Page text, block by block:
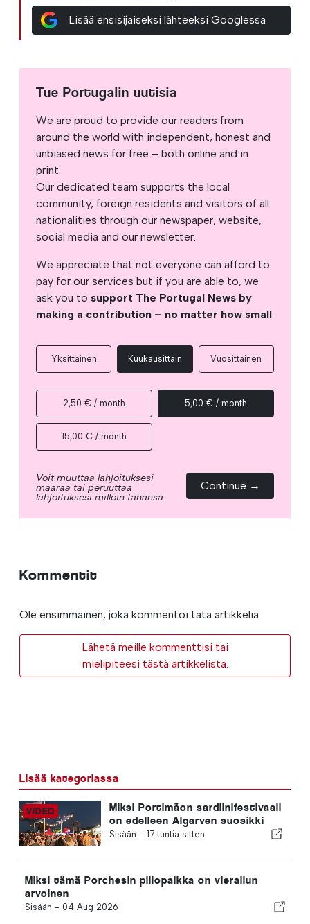
Lisää ensisijaiseksi lähteeksi Googlessa
Tue Portugalin uutisia
We are proud to provide our readers from
around the world with independent, honest and
unbiased news for free – both online and in
print.
Our dedicated team supports the local
community, foreign residents and visitors of all
nationalities through our newspaper, website,
social media and our newsletter.
We appreciate that not everyone can afford to
pay for our services but if you are able to, we
ask you to support The Portugal News by
making a contribution – no matter how small.
Yksittäinen Kuukausittain Vuosittainen
2,50 € / month 5,00 € / month
15,00 € / month
Voit muuttaa lahjoituksesi
määrää tai peruuttaa
lahjoituksesi milloin tahansa.
Continue →
Kommentit
Ole ensimmäinen, joka kommentoi tätä artikkelia
Lähetä meille kommenttisi tai
mielipiteesi tästä artikkelista.
Lisää kategoriassa
Miksi Portimãon sardiinifestivaali
on edelleen Algarven suosikki
Sisään - 17 tuntia sitten
Miksi tämä Porchesin piilopaikka on vierailun
arvoinen
Sisään - 04 Aug 2026